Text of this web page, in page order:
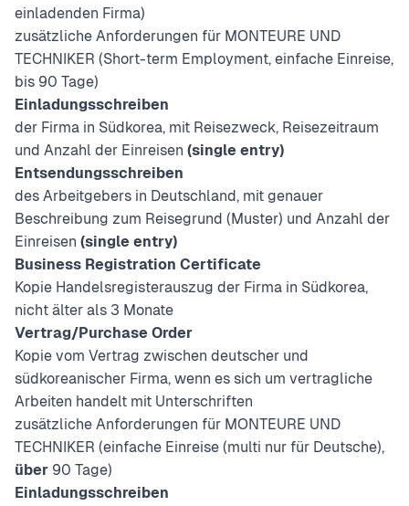
einladenden Firma)
zusätzliche Anforderungen für MONTEURE UND
TECHNIKER (Short-term Employment, einfache Einreise,
bis 90 Tage)
Einladungsschreiben
der Firma in Südkorea, mit Reisezweck, Reisezeitraum
und Anzahl der Einreisen (single entry)
Entsendungsschreiben
des Arbeitgebers in Deutschland, mit genauer
Beschreibung zum Reisegrund (Muster) und Anzahl der
Einreisen (single entry)
Business Registration Certificate
Kopie Handelsregisterauszug der Firma in Südkorea,
nicht älter als 3 Monate
Vertrag/Purchase Order
Kopie vom Vertrag zwischen deutscher und
südkoreanischer Firma, wenn es sich um vertragliche
Arbeiten handelt mit Unterschriften
zusätzliche Anforderungen für MONTEURE UND
TECHNIKER (einfache Einreise (multi nur für Deutsche),
über 90 Tage)
Einladungsschreiben